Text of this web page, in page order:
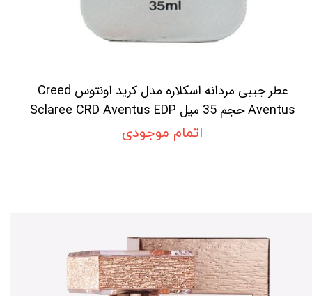
عطر جیبی مردانه اسکلاره مدل کرید اونتوس Creed
Aventus حجم 35 میل Sclaree CRD Aventus EDP
For Men
اتمام موجودی